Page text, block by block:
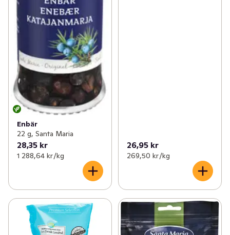
Enbär
22 g, Santa Maria
28,35 kr
1 288,64 kr /kg
26,95 kr
269,50 kr /kg